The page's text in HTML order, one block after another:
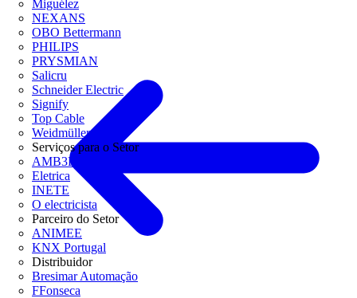
Miguélez
NEXANS
OBO Bettermann
PHILIPS
PRYSMIAN
Salicru
Schneider Electric
Signify
Top Cable
Weidmüller
Serviços para o Setor
AMB3E
Eletrica
INETE
O electricista
Parceiro do Setor
ANIMEE
KNX Portugal
Distribuidor
Bresimar Automação
FFonseca